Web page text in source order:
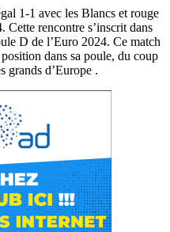
1-1 avec les Blancs et rouge
rencontre s’inscrit dans
D de l’Euro 2024. Ce match
dans sa poule, du coup
grands d’Europe .